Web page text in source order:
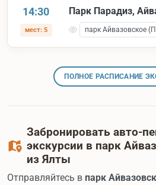
14:30
мест: 5
Парк Парадиз,
парк Айвазовское
ПОЛНОЕ РАСПИСАНИЕ
Забронировать авто-
экскурсии в парк
из Ялты
Отправляйтесь в парк